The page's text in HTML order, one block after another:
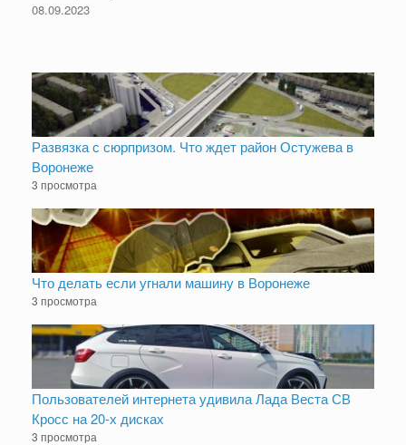
08.09.2023
Развязка с сюрпризом. Что ждет район Остужева в
Воронеже
3 просмотра
Что делать если угнали машину в Воронеже
3 просмотра
Пользователей интернета удивила Лада Веста СВ
Кросс на 20-х дисках
3 просмотра